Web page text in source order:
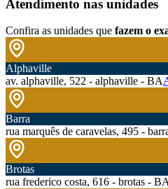
Atendimento nas unidades
Confira as unidades que fazem o
Alphaville
av. alphaville, 522 - alphaville - BA
Barra
rua marquês de caravelas, 495 -
Brotas
rua frederico costa, 616 - brotas - BA